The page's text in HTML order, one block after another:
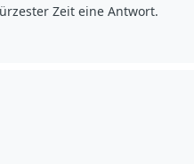
Zeit eine Antwort.